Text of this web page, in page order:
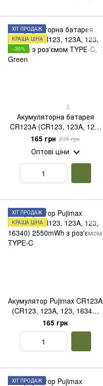
ХІТ ПРОДАЖ
КРАЩА ЦІНА
−30%
2
Акумуляторна батарея
CR123A (CR123, 123A, 123,
16340) з роз'ємом TYPE-C,
Green
165 грн 235 грн
Оптові ціни
ХІТ ПРОДАЖ
КРАЩА ЦІНА
Акумулятор Pujimax CR123A
(CR123, 123A, 123, 16340)
2550mWh з роз'ємом TYPE-
C
165 грн
ХІТ ПРОДАЖ